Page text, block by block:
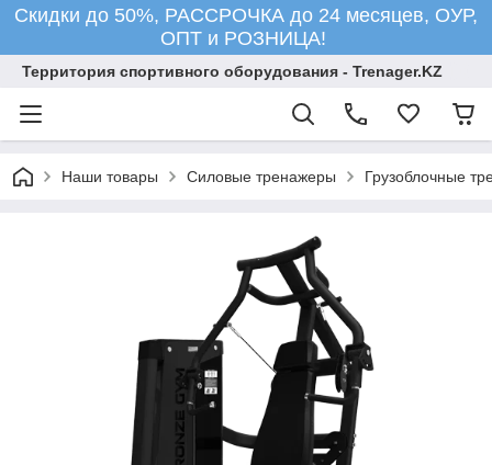
Скидки до 50%, РАССРОЧКА до 24 месяцев, ОУР,
ОПТ и РОЗНИЦА!
Территория спортивного оборудования - Trenager.KZ
Наши товары Силовые тренажеры Грузоблочные